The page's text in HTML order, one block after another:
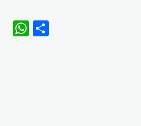
WhatsApp